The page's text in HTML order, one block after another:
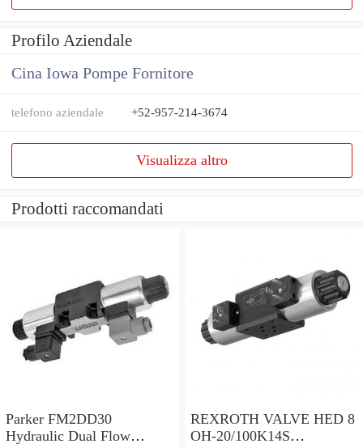
Profilo Aziendale
Cina Iowa Pompe Fornitore
telefono aziendale +52-957-214-3674
Visualizza altro
Prodotti raccomandati
Parker FM2DD30
Hydraulic Dual Flow
REXROTH VALVE HED 8
OH-20/100K14S